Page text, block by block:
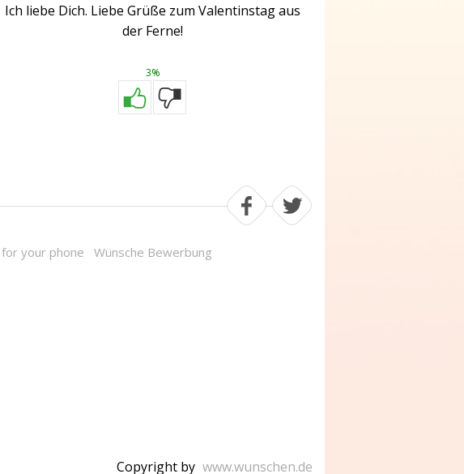
Ich liebe Dich. Liebe Grüße zum Valentinstag aus
der Ferne!
3%
your phone Wünsche Bewerbung
Copyright by www.wunschen.de